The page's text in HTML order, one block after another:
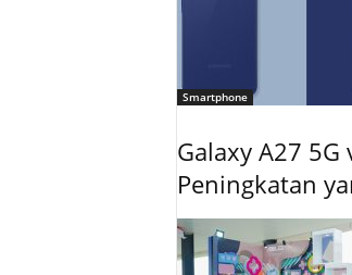
Smartphone
Galaxy A27 5G
Peningkatan